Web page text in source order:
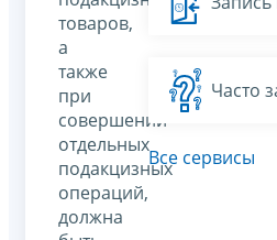
товаров,
а
также
при
совершении
отдельных
подакцизных
операций,
должна
Часто
Все сервисы